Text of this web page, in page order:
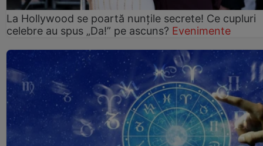
La Hollywood se poartă nunțile secrete! Ce cupluri
celebre au spus „Da!” pe ascuns? Evenimente